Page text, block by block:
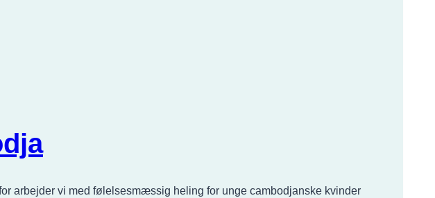
arbejder vi med følelsesmæssig heling for unge cambodjanske kvinder